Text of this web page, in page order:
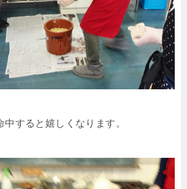
すると嬉しくなります。